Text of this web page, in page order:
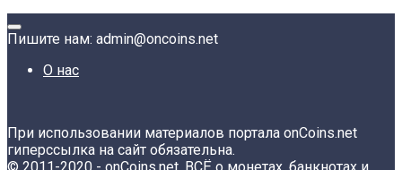
Пишите нам: admin@oncoins.net
О нас
При использовании материалов портала onCoins.net
гиперссылка на сайт обязательна.
© 2011-2020 - onCoins.net. ВСЁ о монетах, банкнотах и